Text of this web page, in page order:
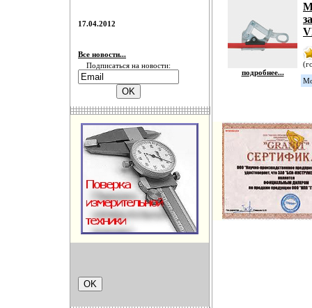
17.04.2012
Все новости...
Подписаться на новости:
подробнее...